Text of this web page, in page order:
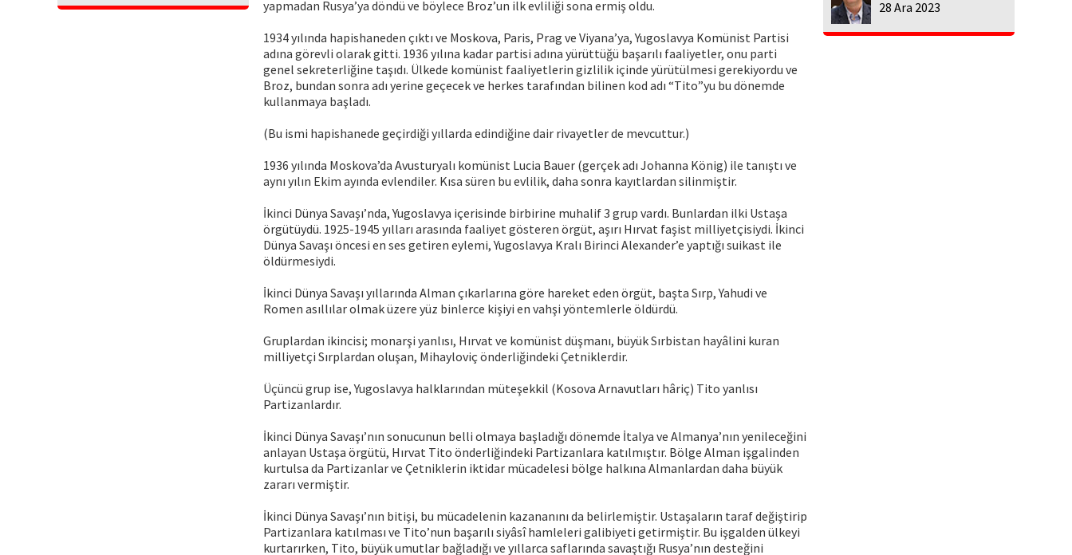
yapmadan Rusya’ya döndü ve böylece Broz’un ilk evliliği sona ermiş oldu.
1934 yılında hapishaneden çıktı ve Moskova, Paris, Prag ve Viyana’ya, Yugoslavya Komünist Partisi
adına görevli olarak gitti. 1936 yılına kadar partisi adına yürüttüğü başarılı faaliyetler, onu parti
genel sekreterliğine taşıdı. Ülkede komünist faaliyetlerin gizlilik içinde yürütülmesi gerekiyordu ve
Broz, bundan sonra adı yerine geçecek ve herkes tarafından bilinen kod adı “Tito”yu bu dönemde
kullanmaya başladı.
(Bu ismi hapishanede geçirdiği yıllarda edindiğine dair rivayetler de mevcuttur.)
1936 yılında Moskova’da Avusturyalı komünist Lucia Bauer (gerçek adı Johanna König) ile tanıştı ve
aynı yılın Ekim ayında evlendiler. Kısa süren bu evlilik, daha sonra kayıtlardan silinmiştir.
İkinci Dünya Savaşı’nda, Yugoslavya içerisinde birbirine muhalif 3 grup vardı. Bunlardan ilki Ustaşa
örgütüydü. 1925-1945 yılları arasında faaliyet gösteren örgüt, aşırı Hırvat faşist milliyetçisiydi. İkinci
Dünya Savaşı öncesi en ses getiren eylemi, Yugoslavya Kralı Birinci Alexander’e yaptığı suikast ile
öldürmesiydi.
İkinci Dünya Savaşı yıllarında Alman çıkarlarına göre hareket eden örgüt, başta Sırp, Yahudi ve
Romen asıllılar olmak üzere yüz binlerce kişiyi en vahşi yöntemlerle öldürdü.
Gruplardan ikincisi; monarşi yanlısı, Hırvat ve komünist düşmanı, büyük Sırbistan hayâlini kuran
milliyetçi Sırplardan oluşan, Mihayloviç önderliğindeki Çetniklerdir.
Üçüncü grup ise, Yugoslavya halklarından müteşekkil (Kosova Arnavutları hâriç) Tito yanlısı
Partizanlardır.
İkinci Dünya Savaşı’nın sonucunun belli olmaya başladığı dönemde İtalya ve Almanya’nın yenileceğini
anlayan Ustaşa örgütü, Hırvat Tito önderliğindeki Partizanlara katılmıştır. Bölge Alman işgalinden
kurtulsa da Partizanlar ve Çetniklerin iktidar mücadelesi bölge halkına Almanlardan daha büyük
zararı vermiştir.
İkinci Dünya Savaşı’nın bitişi, bu mücadelenin kazananını da belirlemiştir. Ustaşaların taraf değiştirip
Partizanlara katılması ve Tito’nun başarılı siyâsî hamleleri galibiyeti getirmiştir. Bu işgalden ülkeyi
kurtarırken, Tito, büyük umutlar bağladığı ve yıllarca saflarında savaştığı Rusya’nın desteğini
28 Ara 2023